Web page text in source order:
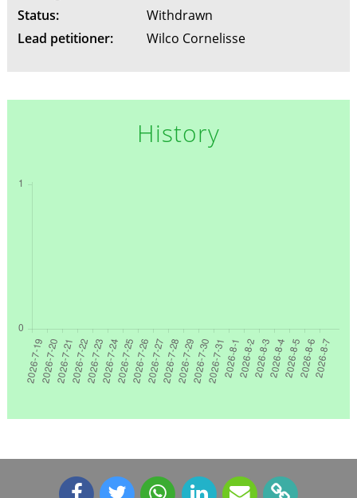
Status:
Withdrawn
Lead petitioner:
Wilco Cornelisse
History